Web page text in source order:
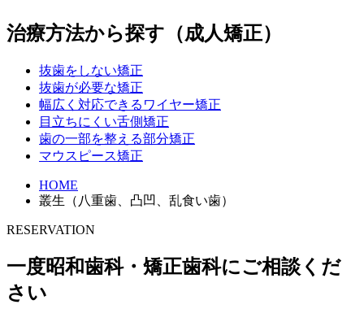
治療方法から探す（成人矯正）
抜歯をしない矯正
抜歯が必要な矯正
幅広く対応できるワイヤー矯正
目立ちにくい舌側矯正
歯の一部を整える部分矯正
マウスピース矯正
HOME
叢生（八重歯、凸凹、乱食い歯）
RESERVATION
一度昭和歯科・矯正歯科にご相談くだ
さい